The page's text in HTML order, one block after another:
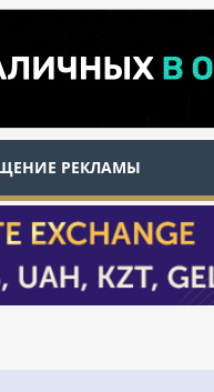
РЕКЛАМЫ